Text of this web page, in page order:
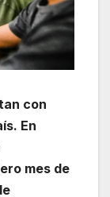
con
En
mes de